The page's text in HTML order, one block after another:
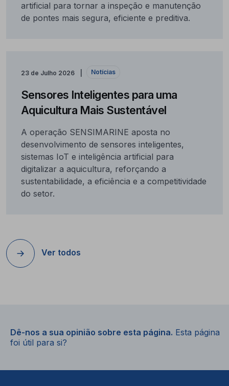
artificial para tornar a inspeção e manutenção
de pontes mais segura, eficiente e preditiva.
23 de Julho 2026 Notícias
Sensores Inteligentes para uma
Aquicultura Mais Sustentável
A operação SENSIMARINE aposta no
desenvolvimento de sensores inteligentes,
sistemas IoT e inteligência artificial para
digitalizar a aquicultura, reforçando a
sustentabilidade, a eficiência e a competitividade
do setor.
Ver todos
Dê-nos a sua opinião sobre esta página. Esta página
foi útil para si?